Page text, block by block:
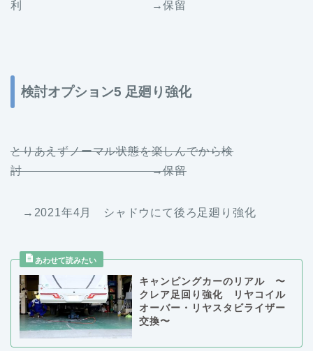
利 →保留
検討オプション5 足廻り強化
とりあえずノーマル状態を楽しんでから検
討 →保留
→2021年4月 シャドウにて後ろ足廻り強化
キャンピングカーのリアル 〜
クレア足回り強化 リヤコイル
オーバー・リヤスタビライザー
交換〜